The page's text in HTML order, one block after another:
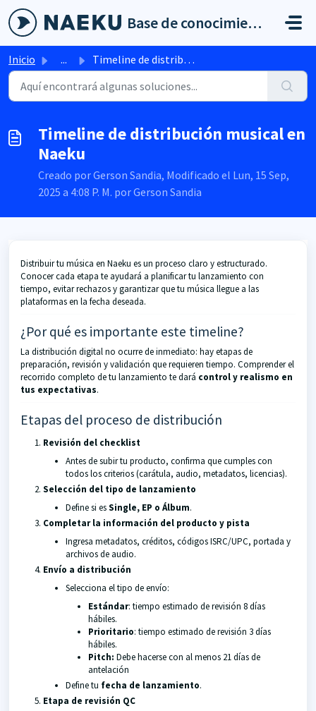
Saltar al contenido principal
Base de conocimientos
Inicio ... Timeline de distribución musical en Naeku
Timeline de distribución musical en
Naeku
Creado por Gerson Sandia, Modificado el Lun, 15 Sep,
2025 a 4:08 P. M. por Gerson Sandia
Distribuir tu música en Naeku es un proceso claro y estructurado.
Conocer cada etapa te ayudará a planificar tu lanzamiento con
tiempo, evitar rechazos y garantizar que tu música llegue a las
plataformas en la fecha deseada.
¿Por qué es importante este timeline?
La distribución digital no ocurre de inmediato: hay etapas de
preparación, revisión y validación que requieren tiempo. Comprender el
recorrido completo de tu lanzamiento te dará control y realismo en
tus expectativas.
Etapas del proceso de distribución
Revisión del checklist
Antes de subir tu producto, confirma que cumples con
todos los criterios (carátula, audio, metadatos, licencias).
Selección del tipo de lanzamiento
Define si esSingle, EP o Álbum.
Completar la información del producto y pista
Ingresa metadatos, créditos, códigos ISRC/UPC, portada y
archivos de audio.
Envío a distribución
Selecciona el tipo de envío:
Estándar: tiempo estimado de revisión 8 días
hábiles.
Prioritario: tiempo estimado de revisión 3 días
hábiles.
Pitch: Debe hacerse con al menos 21 días de
antelación
Define tu fecha de lanzamiento.
Etapa de revisión QC